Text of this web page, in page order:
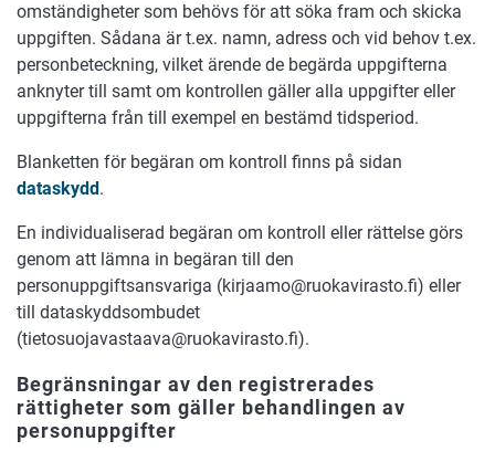
omständigheter som behövs för att söka fram och skicka
uppgiften. Sådana är t.ex. namn, adress och vid behov t.ex.
personbeteckning, vilket ärende de begärda uppgifterna
anknyter till samt om kontrollen gäller alla uppgifter eller
uppgifterna från till exempel en bestämd tidsperiod.
Blanketten för begäran om kontroll finns på sidan
dataskydd .
En individualiserad begäran om kontroll eller rättelse görs
genom att lämna in begäran till den
personuppgiftsansvariga (kirjaamo@ruokavirasto.fi) eller
till dataskyddsombudet
(tietosuojavastaava@ruokavirasto.fi).
Begränsningar av den registrerades
rättigheter som gäller behandlingen av
personuppgifter